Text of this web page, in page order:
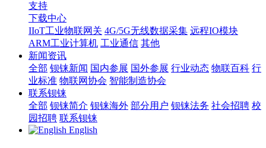
支持
下载中心
IIoT工业物联网关 4G/5G无线数据采集 远程IO模块
ARM工业计算机 工业通信 其他
新闻资讯
全部 钡铼新闻 国内参展 国外参展 行业动态 物联百科 行
业标准 物联网协会 智能制造协会
联系钡铼
全部 钡铼简介 钡铼海外 部分用户 钡铼法务 社会招聘 校
园招聘 联系钡铼
English